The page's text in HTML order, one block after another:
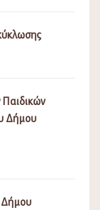
Παιδικών
Δήμου
Δήμου